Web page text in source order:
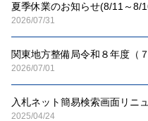
夏季休業のお知らせ(8/11～8/
2026/07/31
関東地方整備局令和８年度（
2026/07/01
入札ネット簡易検索画面リニ
2025/04/24